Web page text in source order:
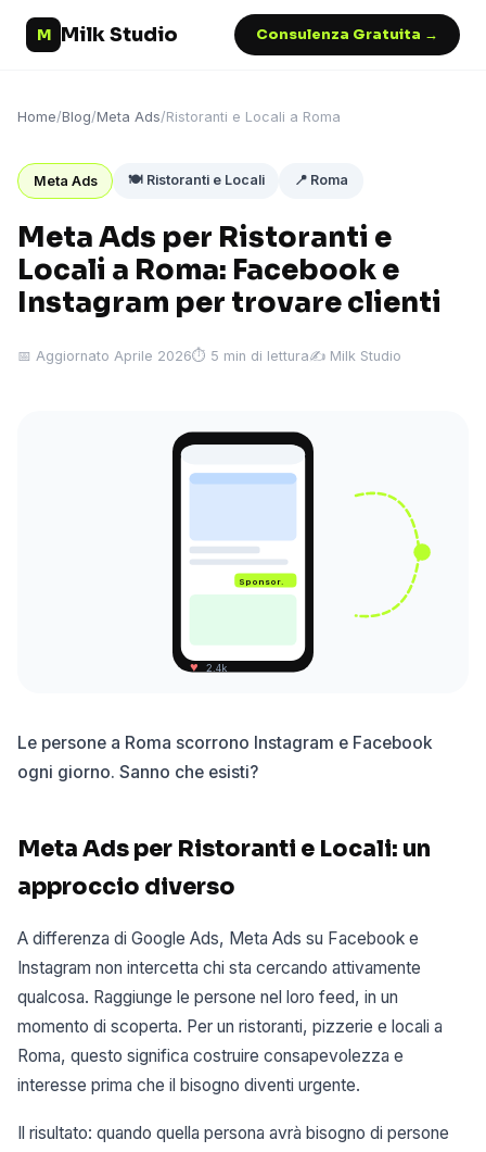
M Milk Studio Consulenza Gratuita →
Home/Blog/Meta Ads/Ristoranti e Locali a Roma
Meta Ads 🍽️ Ristoranti e Locali 📍 Roma
Meta Ads per Ristoranti e
Locali a Roma: Facebook e
Instagram per trovare clienti
📅 Aggiornato Aprile 2026⏱ 5 min di lettura✍️ Milk Studio
Sponsor.
♥ 2.4k
Le persone a Roma scorrono Instagram e Facebook
ogni giorno. Sanno che esisti?
Meta Ads per Ristoranti e Locali: un
approccio diverso
A differenza di Google Ads, Meta Ads su Facebook e
Instagram non intercetta chi sta cercando attivamente
qualcosa. Raggiunge le persone nel loro feed, in un
momento di scoperta. Per un ristoranti, pizzerie e locali a
Roma, questo significa costruire consapevolezza e
interesse prima che il bisogno diventi urgente.
Il risultato: quando quella persona avrà bisogno di persone